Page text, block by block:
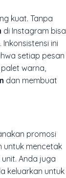
kuat. Tanpa
di Instagram bisa
ini
setiap pesan
warna,
dan membuat
promosi
untuk mencetak
Anda juga
keluarkan untuk